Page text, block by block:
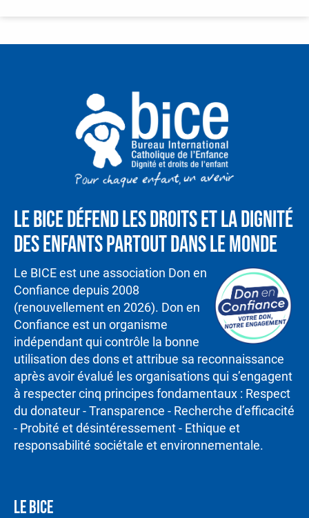
Le BICE défend les droits et la dignité
des enfants partout dans le monde
Le BICE est une association Don en
Confiance depuis 2008
(renouvellement en 2026). Don en
Confiance est un organisme
indépendant qui contrôle la bonne
utilisation des dons et attribue sa reconnaissance
après avoir évalué les organisations qui s’engagent
à respecter cinq principes fondamentaux : Respect
du donateur - Transparence - Recherche d’efficacité
- Probité et désintéressement - Ethique et
responsabilité sociétale et environnementale.
LE BICE